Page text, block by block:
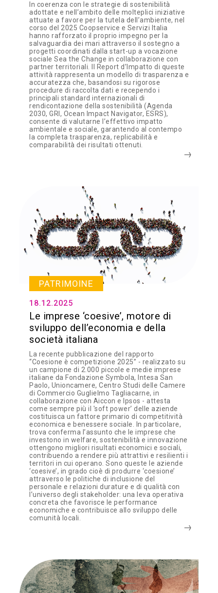
In coerenza con le strategie di sostenibilità
adottate e nell’ambito delle molteplici iniziative
attuate a favore per la tutela dell’ambiente, nel
corso del 2025 Coopservice e Servizi Italia
hanno rafforzato il proprio impegno per la
salvaguardia dei mari attraverso il sostegno a
progetti coordinati dalla start-up a vocazione
sociale Sea the Change in collaborazione con
partner territoriali. Il Report d’Impatto di queste
attività rappresenta un modello di trasparenza e
accuratezza che, basandosi su rigorose
procedure di raccolta dati e recependo i
principali standard internazionali di
rendicontazione della sostenibilità (Agenda
2030, GRI, Ocean Impact Navigator, ESRS),
consente di valutarne l’effettivo impatto
ambientale e sociale, garantendo al contempo
la completa trasparenza, replicabilità e
comparabilità dei risultati ottenuti.
PATRIMOINE
18.12.2025
Le imprese ‘coesive’, motore di
sviluppo dell’economia e della
società italiana
La recente pubblicazione del rapporto
“Coesione è competizione 2025” - realizzato su
un campione di 2.000 piccole e medie imprese
italiane da Fondazione Symbola, Intesa San
Paolo, Unioncamere, Centro Studi delle Camere
di Commercio Guglielmo Tagliacarne, in
collaborazione con Aiccon e Ipsos - attesta
come sempre più il 'soft power’ delle aziende
costituisca un fattore primario di competitività
economica e benessere sociale. In particolare,
trova conferma l’assunto che le imprese che
investono in welfare, sostenibilità e innovazione
ottengono migliori risultati economici e sociali,
contribuendo a rendere più attrattivi e resilienti i
territori in cui operano. Sono queste le aziende
‘coesive’, in grado cioè di produrre ‘coesione’
attraverso le politiche di inclusione del
personale e relazioni durature e di qualità con
l’universo degli stakeholder: una leva operativa
concreta che favorisce le performance
economiche e contribuisce allo sviluppo delle
comunità locali.